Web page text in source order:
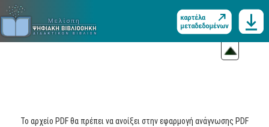
Το αρχείο PDF θα πρέπει να ανοίξει στην εφαρμογή ανάγνωσης PDF